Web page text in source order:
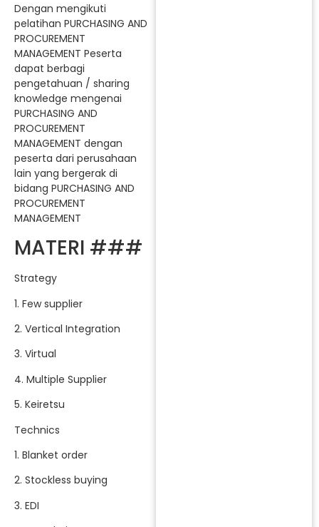
Dengan mengikuti
pelatihan PURCHASING AND
PROCUREMENT
MANAGEMENT Peserta
dapat berbagi
pengetahuan / sharing
knowledge mengenai
PURCHASING AND
PROCUREMENT
MANAGEMENT dengan
peserta dari perusahaan
lain yang bergerak di
bidang PURCHASING AND
PROCUREMENT
MANAGEMENT
MATERI ###
Strategy
1. Few supplier
2. Vertical Integration
3. Virtual
4. Multiple Supplier
5. Keiretsu
Technics
1. Blanket order
2. Stockless buying
3. EDI